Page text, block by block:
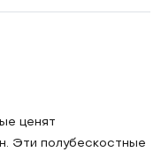
ценят
Эти полубескостные